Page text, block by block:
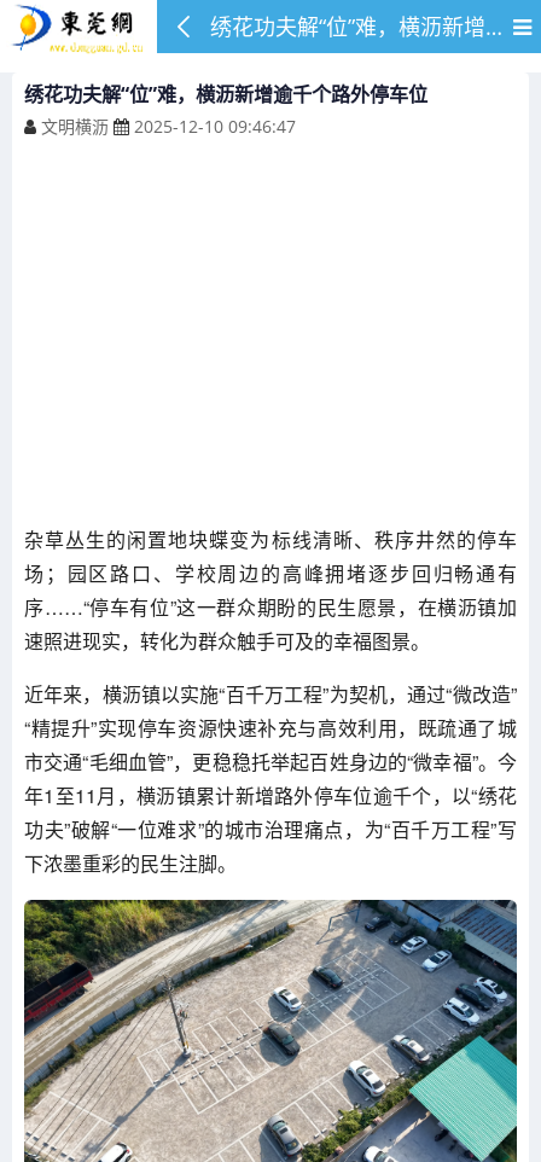
绣花功夫解“位”难，横沥新增逾千个路外停车位
绣花功夫解“位”难，横沥新增逾千个路外停车位
文明横沥 2025-12-10 09:46:47
杂草丛生的闲置地块蝶变为标线清晰、秩序井然的停车
场；园区路口、学校周边的高峰拥堵逐步回归畅通有
序……“停车有位”这一群众期盼的民生愿景，在横沥镇加
速照进现实，转化为群众触手可及的幸福图景。
近年来，横沥镇以实施“百千万工程”为契机，通过“微改造”
“精提升”实现停车资源快速补充与高效利用，既疏通了城
市交通“毛细血管”，更稳稳托举起百姓身边的“微幸福”。今
年1至11月，横沥镇累计新增路外停车位逾千个，以“绣花
功夫”破解“一位难求”的城市治理痛点，为“百千万工程”写
下浓墨重彩的民生注脚。